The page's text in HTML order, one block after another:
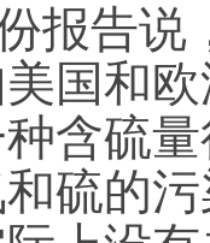
报告说
国和
含硫
硫的